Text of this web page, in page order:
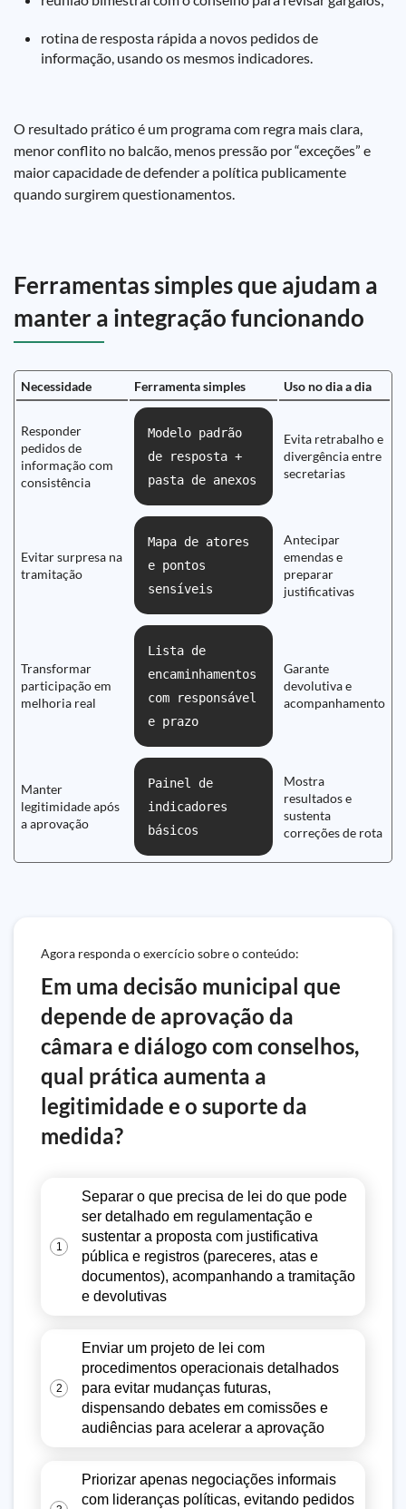
rotina de resposta rápida a novos pedidos de
informação, usando os mesmos indicadores.
O resultado prático é um programa com regra mais clara,
menor conflito no balcão, menos pressão por “exceções” e
maior capacidade de defender a política publicamente
quando surgirem questionamentos.
Ferramentas simples que ajudam a
manter a integração funcionando
Necessidade Ferramenta simples Uso no dia a dia
Responder
pedidos de
informação com
consistência
Modelo padrão
de resposta +
pasta de anexos
Evita retrabalho e
divergência entre
secretarias
Evitar surpresa na
tramitação
Mapa de atores
e pontos
sensíveis
Antecipar
emendas e
preparar
justificativas
Transformar
participação em
melhoria real
Lista de
encaminhamentos
com responsável
e prazo
Garante
devolutiva e
acompanhamento
Manter
legitimidade após
a aprovação
Painel de
indicadores
básicos
Mostra
resultados e
sustenta
correções de rota
Agora responda o exercício sobre o conteúdo:
Em uma decisão municipal que
depende de aprovação da
câmara e diálogo com conselhos,
qual prática aumenta a
legitimidade e o suporte da
medida?
1
Separar o que precisa de lei do que pode
ser detalhado em regulamentação e
sustentar a proposta com justificativa
pública e registros (pareceres, atas e
documentos), acompanhando a tramitação
e devolutivas
2
Enviar um projeto de lei com
procedimentos operacionais detalhados
para evitar mudanças futuras,
dispensando debates em comissões e
audiências para acelerar a aprovação
Priorizar apenas negociações informais
com lideranças políticas, evitando pedidos